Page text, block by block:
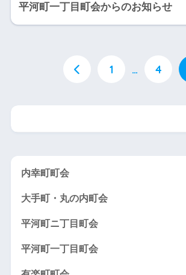
平河町一丁目町会からのお知らせ
1 … 4
内幸町町会
大手町・丸の内町会
平河町ニ丁目町会
平河町一丁目町会